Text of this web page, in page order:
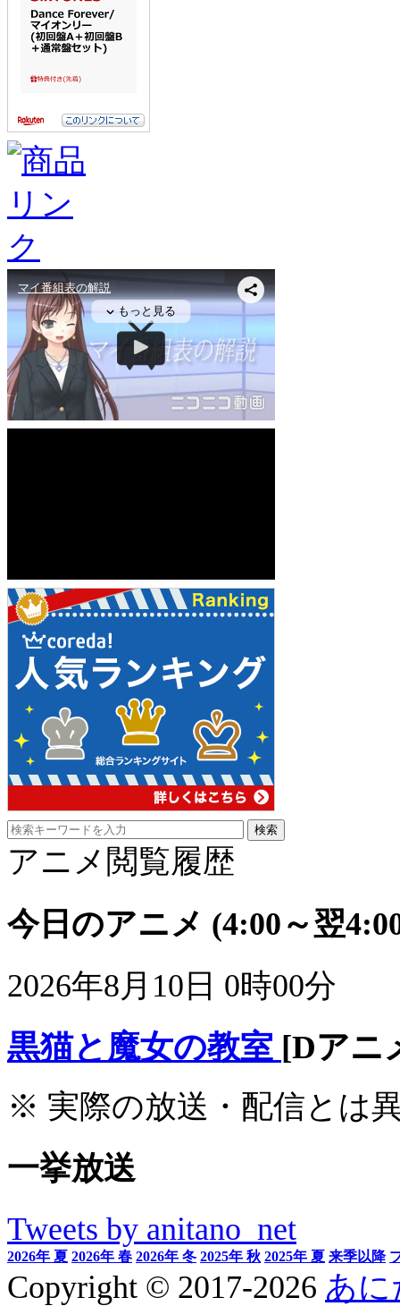
アニメ閲覧履歴
今日のアニメ (4:00～翌
2026年8月10日 0時00分
黒猫と魔女の教室 [Dアニ
※ 実際の放送・配信とは
一挙放送
Tweets by anitano_net
2026年 夏 2026年 春 2026年 冬 2025年 秋 2025年 夏 来季以降
Copyright © 2017-2026 あに